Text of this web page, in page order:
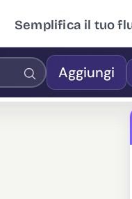
Semplifica il tuo
Aggiungi